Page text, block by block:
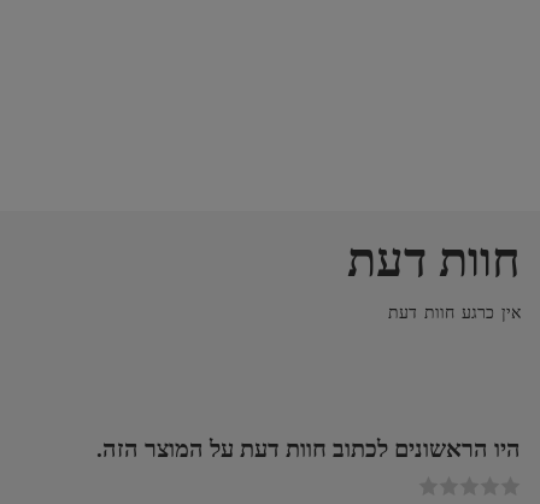
חוות דעת
אין כרגע חוות דעת
היו הראשונים לכתוב חוות דעת על המוצר הזה.